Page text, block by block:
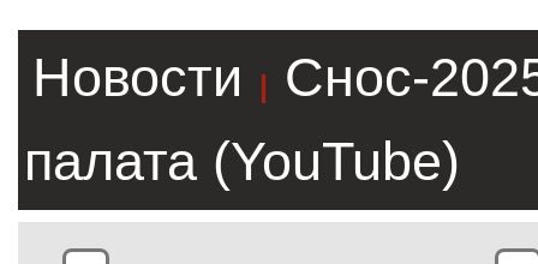
Новости |
Снос-
палата (YouTube)